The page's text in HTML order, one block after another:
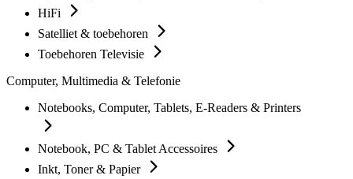
HiFi
Satelliet & toebehoren
Toebehoren Televisie
Computer, Multimedia & Telefonie
Notebooks, Computer, Tablets, E-Readers & Printers
Notebook, PC & Tablet Accessoires
Inkt, Toner & Papier